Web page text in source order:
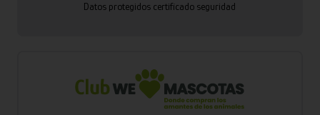
Datos protegidos certificado seguridad